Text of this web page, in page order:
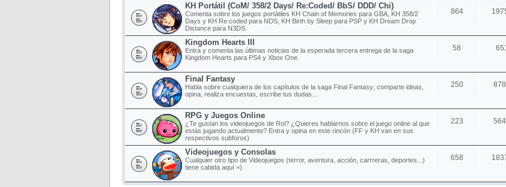
KH Portátil (CoM/ 358/2 Days/ Re:Coded/ BbS/ DDD/ Chi)
Comenta sobre los juegos portátiles KH Chain of Memories para GBA, KH 358/2
Days y KH Re:coded para NDS, KH Birth by Sleep para PSP y KH Dream Drop
Distance para N3DS.
864
Kingdom Hearts III
Entra y comenta las últimas noticias de la esperada tercera entrega de la saga
Kingdom Hearts para PS4 y Xbox One.
58
Final Fantasy
Habla sobre cualquiera de los capítulos de la saga Final Fantasy; comparte ideas,
opina, realiza encuestas, escribe tus dudas...
250
RPG y Juegos Online
¿Te gustan los videojuegos de Rol? ¿Quieres hablarnos sobre el juego online al que
estás jugando actualmente? Entra y opina en este rincón (FF y KH van en sus
respectivos subforos)
223
Videojuegos y Consolas
Cualquier otro tipo de Videojuegos (terror, aventura, acción, carrreras, deportes...)
tiene cabida aquí =).
658